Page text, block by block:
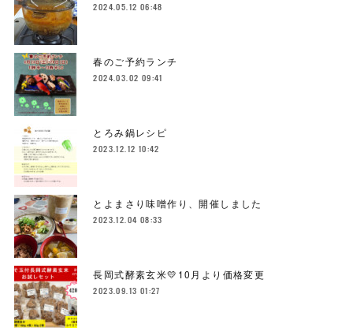
2024.05.12 06:48
春のご予約ランチ
2024.03.02 09:41
とろみ鍋レシピ
2023.12.12 10:42
とよまさり味噌作り、開催しました
2023.12.04 08:33
長岡式酵素玄米💛10月より価格変更
2023.09.13 01:27